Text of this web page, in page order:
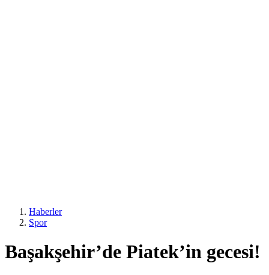
Haberler
Spor
Başakşehir’de Piatek’in gecesi!